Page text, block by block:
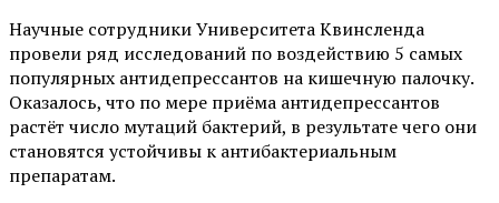
Научные сотрудники Университета Квинсленда
провели ряд исследований по воздействию 5 самых
популярных антидепрессантов на кишечную палочку.
Оказалось, что по мере приёма антидепрессантов
растёт число мутаций бактерий, в результате чего они
становятся устойчивы к антибактериальным
препаратам.